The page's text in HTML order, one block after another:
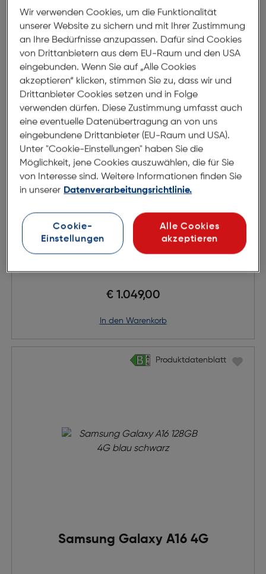
€ 209,90
in den Warenkorb
Samsung Galaxy S26 Ultra
€ 1.049,00
in den Warenkorb
Produktdatenblatt
Samsung Galaxy A16 4G
Produktdatenblatt
Wir verwenden Cookies, um die Funktionalität
unserer Website zu sichern und mit Ihrer Zustimmung
an Ihre Bedürfnisse anzupassen. Dafür sind Cookies
von Drittanbietern aus dem EU-Raum und den USA
eingebunden. Wenn Sie auf „Alle Cookies
akzeptieren“ klicken, stimmen Sie zu, dass wir und
Drittanbieter Cookies setzen und in Folge
verwenden dürfen. Diese Zustimmung umfasst auch
eine eventuelle Datenübertragung an von uns
eingebundene Drittanbieter (EU-Raum und USA).
Unter "Cookie-Einstellungen" haben Sie die
Möglichkeit, jene Cookies auszuwählen, die für Sie
von Interesse sind. Weitere Informationen finden Sie
in unserer Datenverarbeitungsrichtlinie.
Cookie-
Einstellungen
Alle Cookies
akzeptieren